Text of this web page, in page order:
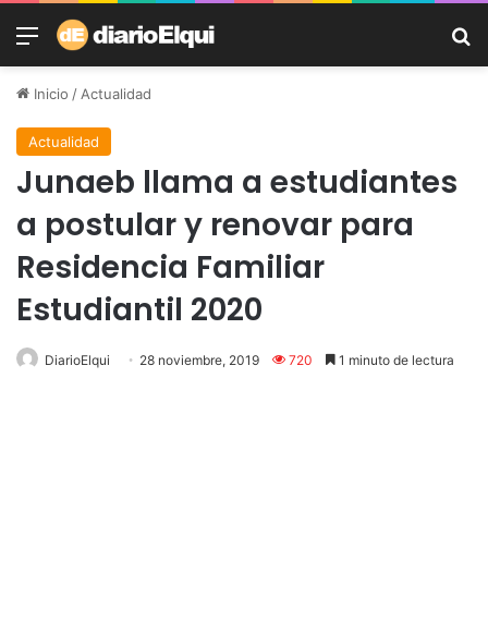
Menú
Inicio /Actualidad
Actualidad
Junaeb llama a estudiantes
a postular y renovar para
Residencia Familiar
Estudiantil 2020
DiarioElqui 28 noviembre, 2019 720 1 minuto de lectura